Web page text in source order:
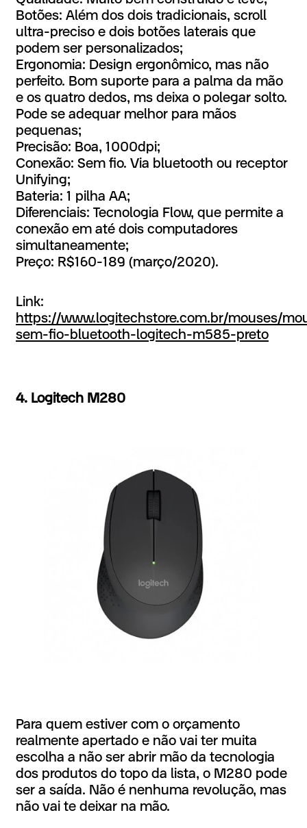
Botões: Além dos dois tradicionais, scroll
ultra-preciso e dois botões laterais que
podem ser personalizados;
Ergonomia: Design ergonômico, mas não
perfeito. Bom suporte para a palma da mão
e os quatro dedos, ms deixa o polegar solto.
Pode se adequar melhor para mãos
pequenas;
Precisão: Boa, 1000dpi;
Conexão: Sem fio. Via bluetooth ou receptor
Unifying;
Bateria: 1 pilha AA;
Diferenciais: Tecnologia Flow, que permite a
conexão em até dois computadores
simultaneamente;
Preço: R$160-189 (março/2020).
Link:
https://www.logitechstore.com.br/mouses/
sem-fio-bluetooth-logitech-m585-preto
4. Logitech M280
Para quem estiver com o orçamento
realmente apertado e não vai ter muita
escolha a não ser abrir mão da tecnologia
dos produtos do topo da lista, o M280 pode
ser a saída. Não é nenhuma revolução, mas
não vai te deixar na mão.